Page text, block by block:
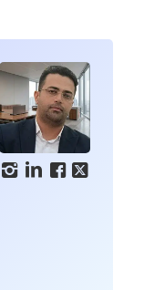
   